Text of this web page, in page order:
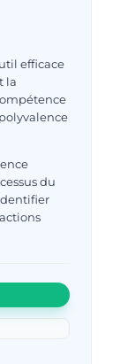
efficace
la
du